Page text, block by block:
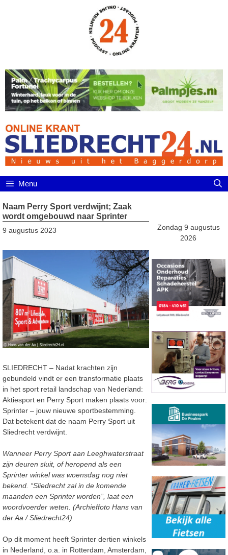
Menu
Naam Perry Sport verdwijnt; Zaak
wordt omgebouwd naar Sprinter
9 augustus 2023
SLIEDRECHT – Nadat krachten zijn
gebundeld vindt er een transformatie plaats
in het sport retail landschap van Nederland:
Aktiesport en Perry Sport maken plaats voor:
Sprinter – jouw nieuwe sportbestemming.
Dat betekent dat de naam Perry Sport uit
Sliedrecht verdwijnt.
Wanneer Perry Sport aan Leeghwaterstraat
zijn deuren sluit, of heropend als een
Sprinter winkel was woensdag nog niet
bekend. “Sliedrecht zal in de komende
maanden een Sprinter worden”, laat een
woordvoerder weten. (Archieffoto Hans van
der Aa / Sliedrecht24)
Op dit moment heeft Sprinter dertien winkels
in Nederland, o.a. in Rotterdam, Amsterdam,
Zondag 9 augustus
2026